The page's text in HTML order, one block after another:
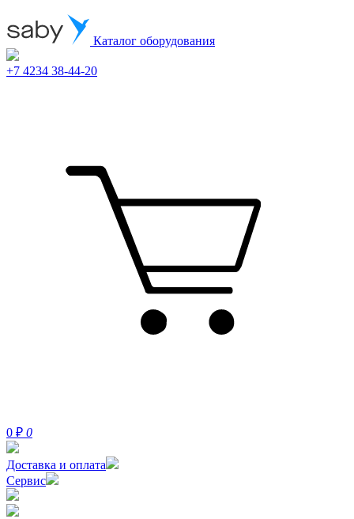
Каталог оборудования
+7 4234 38-44-20
0 ₽ 0
Доставка и оплата
Сервис